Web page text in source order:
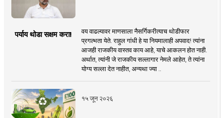
पर्याय थोडा सक्षम करा!
वय वाढल्यावर माणसाला नैसर्गिकरीत्याच थोडीफार
प्रगल्भता येते. राहुल गांधी हे या नियमालाही अपवाद! त्यांना
आजही राजकीय वास्तव काय आहे, याचे आकलन होत नाही.
अर्थात, त्यांनी जे राजकीय सल्लागार नेमले आहेत, ते त्यांना
योग्य सल्ला देत नाहीत, अन्यथा ज्या ..
१५ जून २०२६